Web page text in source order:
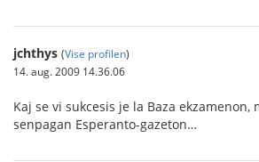
jchthys (Vise profilen)
14. aug. 2009 14.36.06
Kaj se vi sukcesis je la Baza ekzamenon,
senpagan Esperanto-gazeton…